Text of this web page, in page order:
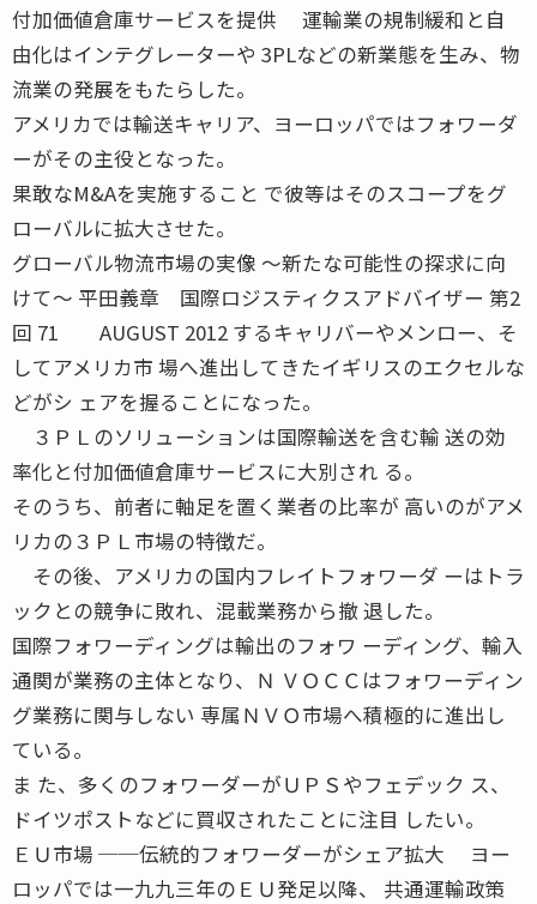
付加価値倉庫サービスを提供 運輸業の規制緩和と自
由化はインテグレーターや 3PLなどの新業態を生み、物
流業の発展をもたらした。
アメリカでは輸送キャリア、ヨーロッパではフォワーダ
ーがその主役となった。
果敢なM&Aを実施すること で彼等はそのスコープをグ
ローバルに拡大させた。
グローバル物流市場の実像 〜新たな可能性の探求に向
けて〜 平田義章 国際ロジスティクスアドバイザー 第2
回 71 AUGUST 2012 するキャリバーやメンロー、そ
してアメリカ市 場へ進出してきたイギリスのエクセルな
どがシ ェアを握ることになった。
３ＰＬのソリューションは国際輸送を含む輸 送の効
率化と付加価値倉庫サービスに大別され る。
そのうち、前者に軸足を置く業者の比率が 高いのがアメ
リカの３ＰＬ市場の特徴だ。
その後、アメリカの国内フレイトフォワーダ ーはトラ
ックとの競争に敗れ、混載業務から撤 退した。
国際フォワーディングは輸出のフォワ ーディング、輸入
通関が業務の主体となり、Ｎ ＶＯＣＣはフォワーディン
グ業務に関与しない 専属ＮＶＯ市場へ積極的に進出し
ている。
ま た、多くのフォワーダーがＵＰＳやフェデック ス、
ドイツポストなどに買収されたことに注目 したい。
ＥＵ市場 ──伝統的フォワーダーがシェア拡大 ヨー
ロッパでは一九九三年のＥＵ発足以降、 共通運輸政策